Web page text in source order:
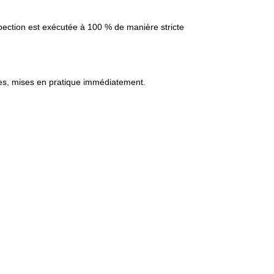
est exécutée à 100 % de manière stricte
mises en pratique immédiatement.